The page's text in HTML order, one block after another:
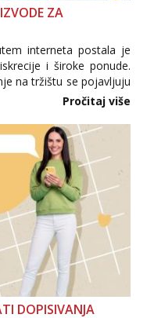
ZA
interneta postala je
i široke ponude.
na tržištu se pojavljuju
internetske
Pročitaj više
DOPISIVANJA